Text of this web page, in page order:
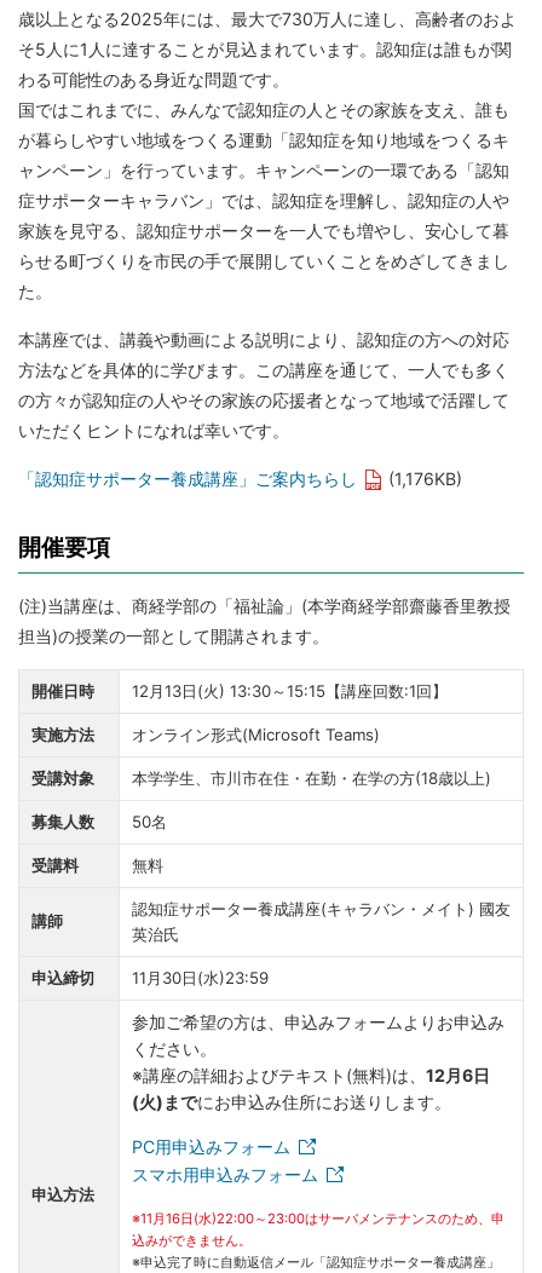
歳以上となる2025年には、最大で730万人に達し、高齢者のおよ
そ5人に1人に達することが見込まれています。認知症は誰もが関
わる可能性のある身近な問題です。
国ではこれまでに、みんなで認知症の⼈とその家族を⽀え、誰も
が暮らしやすい地域をつくる運動「認知症を知り地域をつくるキ
ャンペーン」を⾏っています。キャンペーンの⼀環である「認知
症サポーターキャラバン」では、認知症を理解し、認知症の⼈や
家族を⾒守る、認知症サポーターを⼀⼈でも増やし、安⼼して暮
らせる町づくりを市⺠の⼿で展開していくことをめざしてきまし
た。
本講座では、講義や動画による説明により、認知症の⽅への対応
⽅法などを具体的に学びます。この講座を通じて、⼀⼈でも多く
の⽅々が認知症の⼈やその家族の応援者となって地域で活躍して
いただくヒントになれば幸いです。
「認知症サポーター養成講座」ご案内ちらし (1,176KB)
開催要項
(注)当講座は、商経学部の「福祉論」(本学商経学部齋藤香里教授
担当)の授業の一部として開講されます。
開催日時 12月13日(火) 13:30～15:15【講座回数:1回】
実施方法 オンライン形式(Microsoft Teams)
受講対象 本学学生、市川市在住・在勤・在学の方(18歳以上)
募集人数 50名
受講料 無料
講師
認知症サポーター養成講座(キャラバン・メイト) 國友
英治氏
申込締切 11月30日(水)23:59
申込方法
参加ご希望の方は、申込みフォームよりお申込み
ください。
※講座の詳細およびテキスト(無料)は、 12月6日
(火)までにお申込み住所にお送りします。
PC用申込みフォーム
スマホ用申込みフォーム
※11月16日(水)22:00～23:00はサーバメンテナンスのため、申
込みができません。
※申込完了時に自動返信メール「認知症サポーター養成講座」